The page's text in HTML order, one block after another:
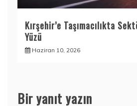
Kırşehir’e Taşımacılıkta
Yüzü
Haziran 10, 2026
Bir yanıt yazın